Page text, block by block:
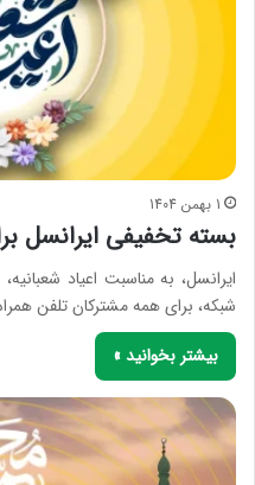
1 بهمن 1404
بسته تخفیفی ایرانسل
ایرانسل، به مناسبت اعیاد
شبکه، برای همه مشترکان تلفن
بیشتر بخوانید »